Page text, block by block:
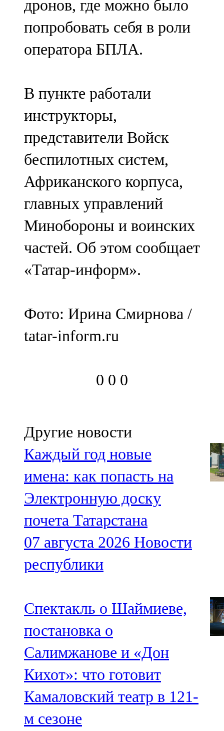
дронов, где можно было
попробовать себя в роли
оператора БПЛА.
В пункте работали
инструкторы,
представители Войск
беспилотных систем,
Африканского корпуса,
главных управлений
Минобороны и воинских
частей. Об этом сообщает
«Татар-информ».
Фото: Ирина Смирнова /
tatar-inform.ru
0 0 0
Другие новости
Каждый год новые
имена: как попасть на
Электронную доску
почета Татарстана
07 августа 2026 Новости
республики
Спектакль о Шаймиеве,
постановка о
Салимжанове и «Дон
Кихот»: что готовит
Камаловский театр в 121-
м сезоне